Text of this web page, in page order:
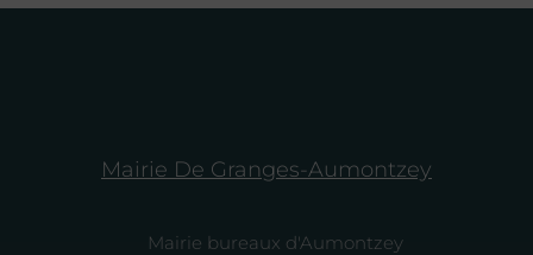
Mairie De Granges-Aumontzey
Mairie bureaux d'Aumontzey